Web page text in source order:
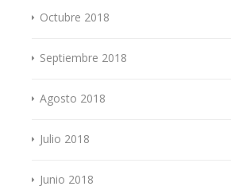
Octubre 2018
Septiembre 2018
Agosto 2018
Julio 2018
Junio 2018